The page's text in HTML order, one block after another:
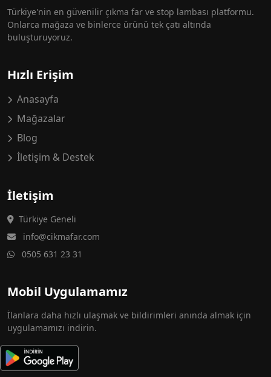
Türkiye'nin en güvenilir çıkma far ve stop lambası platformu.
Onlarca mağaza ve binlerce ürünü tek çatı altında
buluşturuyoruz.
Hızlı Erişim
Anasayfa
Mağazalar
Blog
İletişim & Destek
İletişim
Türkiye Geneli
info@cikmafar.com
0505 631 23 31
Mobil Uygulamamız
İlanlara daha hızlı ulaşmak ve bildirimleri anında almak için
uygulamamızı indirin.